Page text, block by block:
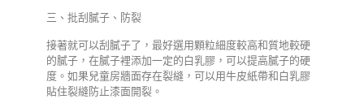
三、批刮膩子、防裂
接著就可以刮膩子了，最好選用顆粒細度較高和質地較硬
的膩子，在膩子裡添加一定的白乳膠，可以提高膩子的硬
度。如果兒童房牆面存在裂縫，可以用牛皮紙帶和白乳膠
貼住裂縫防止漆面開裂。